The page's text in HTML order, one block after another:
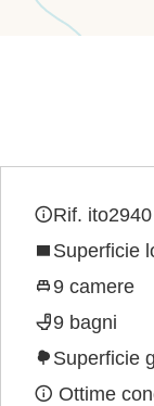
Rif. ito2940
Superficie
9 camere
9 bagni
Superficie
Ottime